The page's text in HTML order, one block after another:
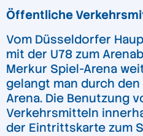
Öffentliche
Vom Düsseldorfer
mit der U78 zum
Merkur Spiel-Arena
gelangt man durch
Arena. Die Benutzung
Verkehrsmitteln
der Eintrittskarte zum